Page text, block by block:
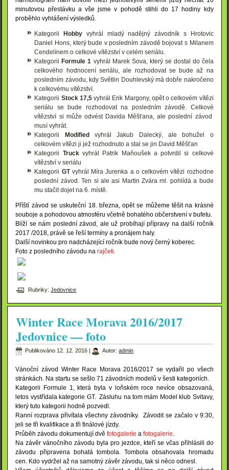
minutovou přestávku a vše jsme v pohodě stihli do 17 hodiny kdy
proběhlo vyhlášení výsledků.
KategoriiHobby vyhrál mladý nadějný závodník s Hrotovic
Daniel Hons, který bude v posledním závodě bojovat s Milanem
Cendelínem o celkové vítězství v celém seriálu.
KategoriiFormule 1 vyhrál Marek Sova, který se dostal do čela
celkového hodnocení seriálu, ale rozhodovat se bude až na
posledním závodu, kdy Světlin Douhlevský má dobře nakročeno
k celkovému vítězství.
Kategorii Stock 17,5vyhrál Erik Margony, opět o celkovém vítězi
seriálu se bude rozhodovat na posledním závodě. Celkové
vítězství si může odvést Davida Měšťana, ale poslední závod
musí vyhrát.
Kategorii Modifiedvyhrál Jakub Dalecký, ale bohužel o
celkovém vítězi ji jež rozhodnuto a stal se jin David Měšťan
Kategorii Truck vyhrál Patrik Maňoušek a potvrdil si celkové
vítězství v seriálu
Kategorii GT vyhrál Míra Jurenka a o celkovém vítězi rozhodne
poslední závod. Ten si ale asi Martin Zvára ml. pohlídá a bude
mu stačit dojet na 6. místě.
Příští závod se uskuteční 18. března, opět se můžeme těšit na krásné
souboje a pohodovou atmosféru včetně bohatého občerstvení v bufetu.
Blíží se nám poslední závod, ale už probíhají přípravy na další ročník
2017 /2018, právě se řeší termíny a pronájem haly.
Další novinkou pro nadcházející ročník bude nový černý koberec.
Foto z posledního závodu narajčeti
Rubriky: Jedovnice
Winter Race Morava 2016/2017
Jedovnice — foto
Publikováno 12. 12. 2016 Autor: admin
Vánoční závod Winter Race Morava 2016/2017 se vydařil po všech
stránkách. Na startu se sešlo 71 závodních modelů v šesti kategoriích.
Kategorii Formule 1, která byla v loňském roce nevíce obsazovaná,
letos vystřídala kategorie GT. Zásluhu na tom mám Model klub Svitavy,
který tuto kategorii hodně pozvedl.
Ranní rozprava přivítala všechny závodníky. Závodit se začalo v 9:30,
jeli se tři kvalifikace a tři finálové jízdy.
Průběh závodu dokumentují dvěfotogalerieafotogalerie.
Na závěr vánočního závodu byla pro jezdce, kteří se včas přihlásili do
závodu připravena bohatá tombola. Tombola obsahovala hromadu
cen. Kdo vydržel až na samotný závěr závodu, tak si něco odnesl.